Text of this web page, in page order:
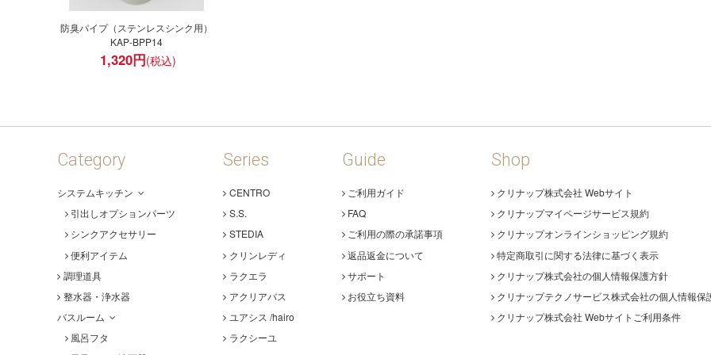
防臭パイプ（ステンレスシンク用）
KAP-BPP14
1,320円
Category
システムキッチン
引出しオプションパーツ
シンクアクセサリー
便利アイテム
調理道具
整水器・浄水器
バスルーム
風呂フタ
Series
CENTRO
S.S.
STEDIA
クリンレディ
ラクエラ
アクリアバス
ユアシス /hairo
ラクシーユ
Guide
ご利用ガイド
FAQ
ご利用の際の承諾事項
返品返金について
サポート
お役立ち資料
Shop
クリナップ株式会社 Webサイト
クリナップマイページサービス規約
クリナップオンラインショッピング規約
特定商取引に関する法律に基づく表示
クリナップ株式会社の個人情報保護方針
クリナップテクノサービス株式会社の個人情報保
クリナップ株式会社 Webサイトご利用条件